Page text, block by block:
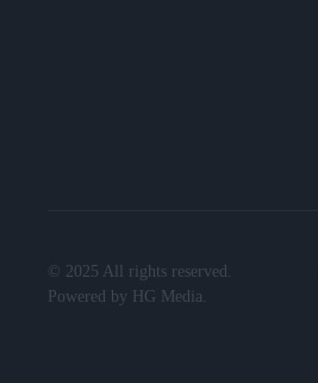
© 2025 All rights reserved.
Powered by
HG Media.